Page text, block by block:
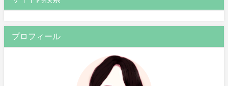
プロフィール